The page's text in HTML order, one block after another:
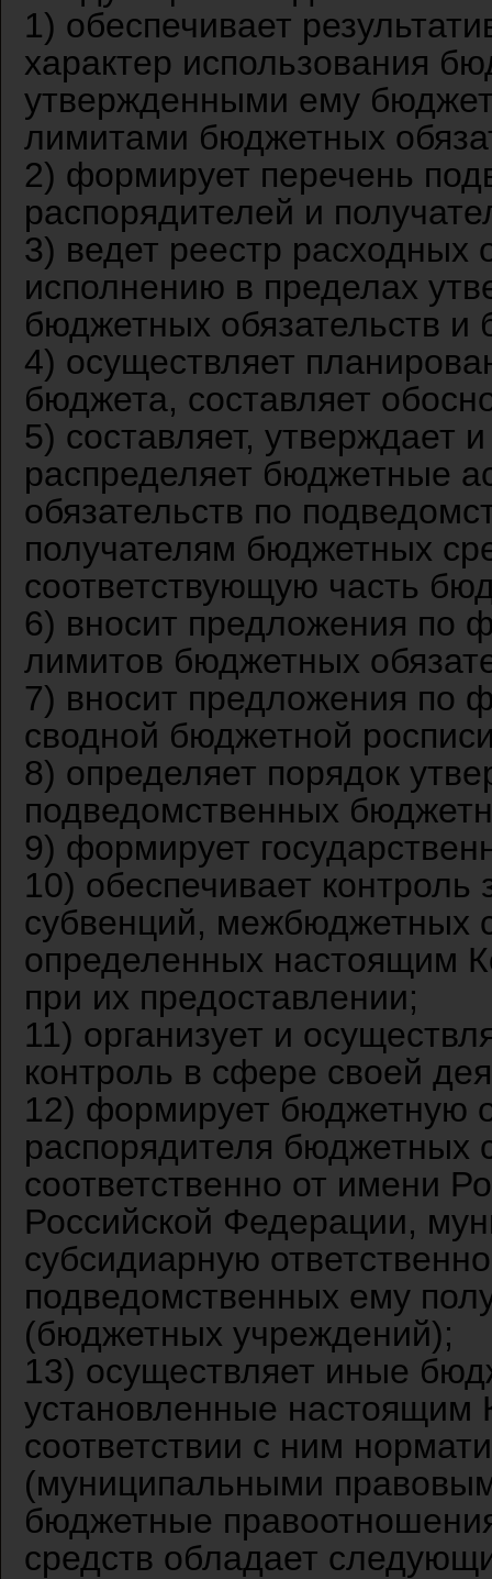
1) обеспечивает
характер использования
утвержденными ему
лимитами бюджетных
2) формирует перечень
распорядителей и
3) ведет реестр расходных
исполнению в пределах
бюджетных обязательств и
4) осуществляет
бюджета, составляет
5) составляет, утверждает
распределяет бюджетные
обязательств по
получателям бюджетных
соответствующую часть
6) вносит предложения по
лимитов бюджетных
7) вносит предложения по
сводной бюджетной
8) определяет порядок
подведомственных
9) формирует
10) обеспечивает
субвенций, межбюджетных
определенных настоящим
при их предоставлении;
11) организует и
контроль в сфере своей
12) формирует бюджетную
распорядителя бюджетных
соответственно от имени
Российской Федерации,
субсидиарную
подведомственных ему
(бюджетных учреждений);
13) осуществляет иные
установленные
соответствии с ним
(муниципальными
бюджетные
средств обладает